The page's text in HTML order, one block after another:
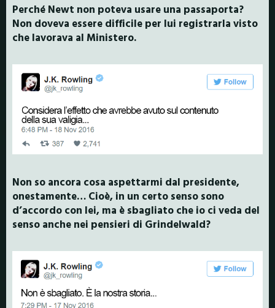
Perché Newt non poteva usare una passaporta?
Non doveva essere difficile per lui registrarla visto
che lavorava al Ministero.
Non so ancora cosa aspettarmi dal presidente,
onestamente… Cioè, in un certo senso sono
d’accordo con lei, ma è sbagliato che io ci veda del
senso anche nei pensieri di Grindelwald?